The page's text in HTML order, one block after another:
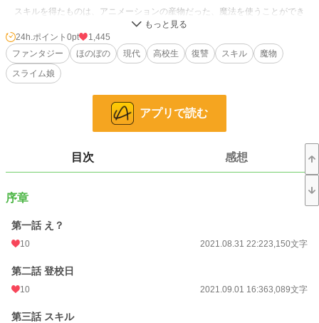
スキルを得たものは、アニメーションの産物だった、魔法を使うことができ
高校に通う普通の学生だった者が、魔物を見つけ、スキルを得る為に、魔物を
狩ることを決意する。
高校生だった者は、スキルの深淵を覗き見ることになる。芽生えたスキルは、
注）作者が楽しむ為に書いています。
復讐物です。いじめや過激な表現が含まれます。恋愛要素は皆無です。
誤字脱字が多いです。誤字脱字は、見つけ次第、直していきますが、更新は
まとめてになると思います。
誤字脱字、表現がおかしいなどのご指摘はすごく嬉しいです。
お気に入り
24h.ポイント
24h.ポイント 0pt
1,445
ファンタジー
ほのぼの 現代 高校生 復讐 スキル
魔物
スライム娘
アプリで読む
目次 感想
序章
第一話 え？
10 2021.08.31 22:223,150文字
第二話 登校日
10 2021.09.01 16:363,089文字
第三話 スキル